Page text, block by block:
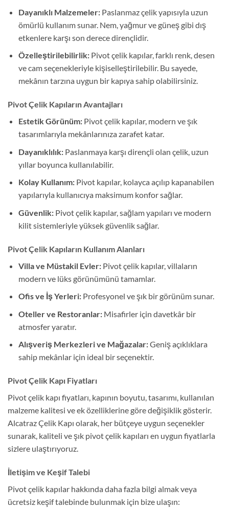
Dayanıklı Malzemeler:Paslanmaz çelik yapısıyla uzun
ömürlü kullanım sunar. Nem, yağmur ve güneş gibi dış
etkenlere karşı son derece dirençlidir.
Özelleştirilebilirlik:Pivot çelik kapılar, farklı renk, desen
ve cam seçenekleriyle kişiselleştirilebilir. Bu sayede,
mekânın tarzına uygun bir kapıya sahip olabilirsiniz.
Pivot Çelik Kapıların Avantajları
Estetik Görünüm:Pivot çelik kapılar, modern ve şık
tasarımlarıyla mekânlarınıza zarafet katar.
Dayanıklılık:Paslanmaya karşı dirençli olan çelik, uzun
yıllar boyunca kullanılabilir.
Kolay Kullanım:Pivot kapılar, kolayca açılıp kapanabilen
yapılarıyla kullanıcıya maksimum konfor sağlar.
Güvenlik:Pivot çelik kapılar, sağlam yapıları ve modern
kilit sistemleriyle yüksek güvenlik sağlar.
Pivot Çelik Kapıların Kullanım Alanları
Villa ve Müstakil Evler:Pivot çelik kapılar, villaların
modern ve lüks görünümünü tamamlar.
Ofis ve İş Yerleri:Profesyonel ve şık bir görünüm sunar.
Oteller ve Restoranlar:Misafirler için davetkâr bir
atmosfer yaratır.
Alışveriş Merkezleri ve Mağazalar:Geniş açıklıklara
sahip mekânlar için ideal bir seçenektir.
Pivot Çelik Kapı Fiyatları
Pivot çelik kapı fiyatları, kapının boyutu, tasarımı, kullanılan
malzeme kalitesi ve ek özelliklerine göre değişiklik gösterir.
Alcatraz Çelik Kapı olarak, her bütçeye uygun seçenekler
sunarak, kaliteli ve şık pivot çelik kapıları en uygun fiyatlarla
sizlere ulaştırıyoruz.
İletişim ve Keşif Talebi
Pivot çelik kapılar hakkında daha fazla bilgi almak veya
ücretsiz keşif talebinde bulunmak için bize ulaşın: